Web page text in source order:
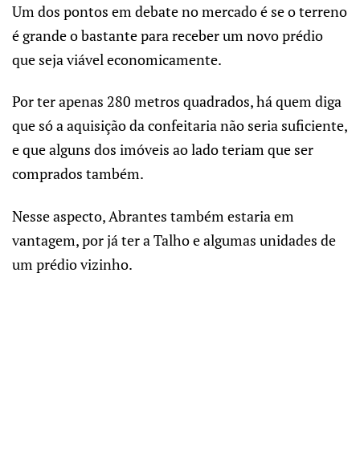
Um dos pontos em debate no mercado é se o terreno
é grande o bastante para receber um novo prédio
que seja viável economicamente.
Por ter apenas 280 metros quadrados, há quem diga
que só a aquisição da confeitaria não seria suficiente,
e que alguns dos imóveis ao lado teriam que ser
comprados também.
Nesse aspecto, Abrantes também estaria em
vantagem, por já ter a Talho e algumas unidades de
um prédio vizinho.